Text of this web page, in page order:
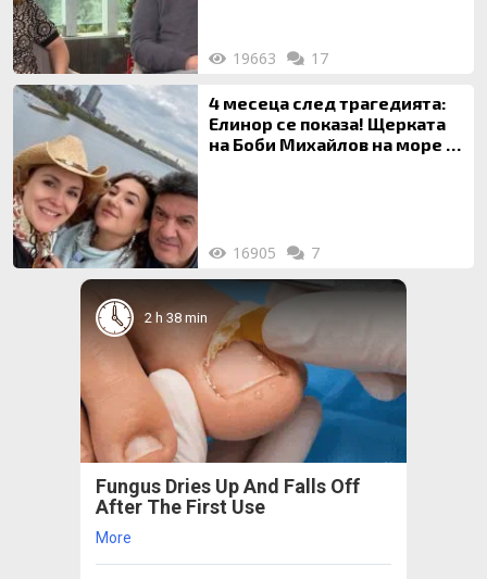
19663 17
4 месеца след трагедията:
Елинор се показа! Щерката
на Боби Михайлов на море с
16905 7
2 h 38 min
Fungus Dries Up And Falls Off
After The First Use
More